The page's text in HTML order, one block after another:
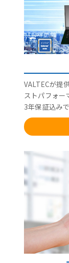
VALTECが提
ストパフォー
3年保証込み